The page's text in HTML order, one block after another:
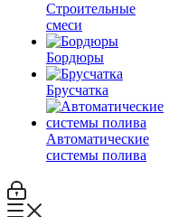
Строительные
смеси
Бордюры
Брусчатка
Автоматические
системы полива